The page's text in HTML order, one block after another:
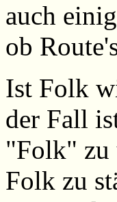
auch
ob
Ist Folk
der Fall
"Folk" zu
Folk zu